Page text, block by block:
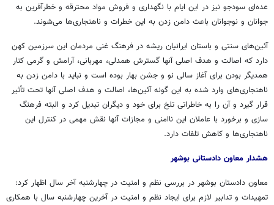
عده‌ای سودجو نیز در این ایام با نگهداری و فروش مواد محترقه و خطرآفرین به
جوانان و نوجوانان باعث دامن زدن به این خطرات و ناهنجاری‌ها می‌شوند.
آئین‌های سنتی و باستان ایرانیان ریشه در فرهنگ غنی مردمان این سرزمین کهن
دارد که اصالت و هدف اصلی آنها گسترش همدلی، مهربانی، آرامش و گرمی کنار
همدیگر بودن برای آغاز سالی نو و جشن بهار بوده است و نباید با دامن زدن به
ناهنجاری‌های وارد شده به این گونه آئین‌ها، اصالت و هدف اصلی آنها تحت تأثیر
قرار گیرد و آن را به خاطراتی تلخ برای خود و دیگران تبدیل کرد و البته فرهنگ
سازی و برخورد با عاملان این ناامنی و مجازات آنها نقش مهمی در کنترل این
ناهنجاری‌ها و کاهش تلفات دارد.
هشدار معاون دادستانی بوشهر
معاون دادستان بوشهر در بررسی نظم و امنیت در چهارشنبه آخر سال اظهار کرد:
تمهیدات و تدابیر لازم برای ایجاد نظم و امنیت در آخرین چهارشنبه سال با همکاری